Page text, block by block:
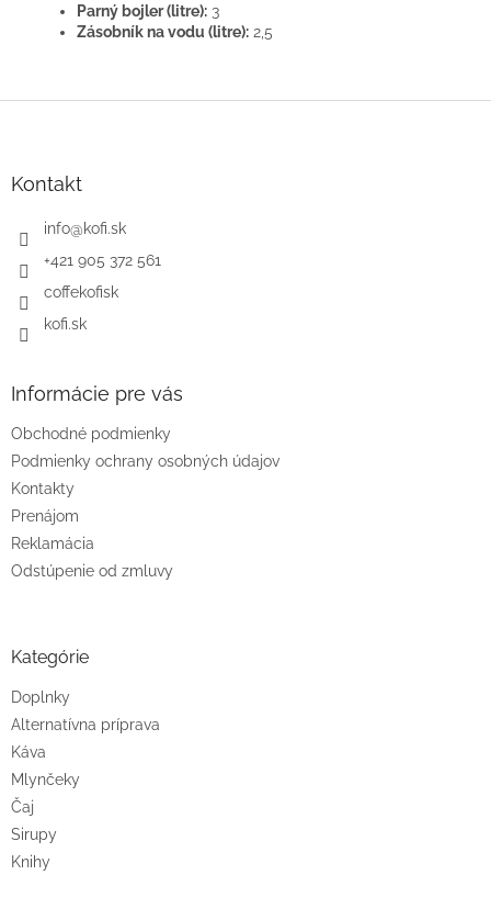
Parný bojler (litre): 3
Zásobník na vodu (litre): 2,5
Kontakt
info@kofi.sk
+421 905 372 561
coffekofisk
kofi.sk
Informácie pre vás
Obchodné podmienky
Podmienky ochrany osobných údajov
Kontakty
Prenájom
Reklamácia
Odstúpenie od zmluvy
Kategórie
Doplnky
Alternatívna príprava
Káva
Mlynčeky
Čaj
Sirupy
Knihy